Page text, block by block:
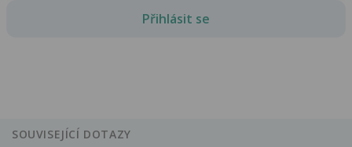
Přihlásit se
SOUVISEJÍCÍ DOTAZY